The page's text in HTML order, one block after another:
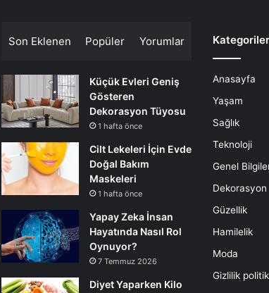
Son Eklenen Popüler Yorumlar
Küçük Evleri Geniş
Gösteren
Dekorasyon Tüyosu
1 hafta önce
Cilt Lekeleri İçin Evde
Doğal Bakım
Maskeleri
1 hafta önce
Yapay Zeka İnsan
Hayatında Nasıl Rol
Oynuyor?
7 Temmuz 2026
Diyet Yaparken Kilo
Kategoriler
Anasayfa
Yaşam
Sağlık
Teknoloji
Genel
Dekorasyon
Güzellik
Hamilelik
Moda
Gizlilik